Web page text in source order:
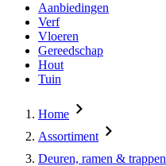
Aanbiedingen
Verf
Vloeren
Gereedschap
Hout
Tuin
Home
Assortiment
Deuren, ramen & trappen